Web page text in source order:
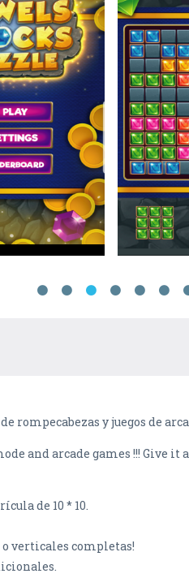
rompecabezas y juegos de
and arcade games !!!
de 10 * 10.
verticales completas!